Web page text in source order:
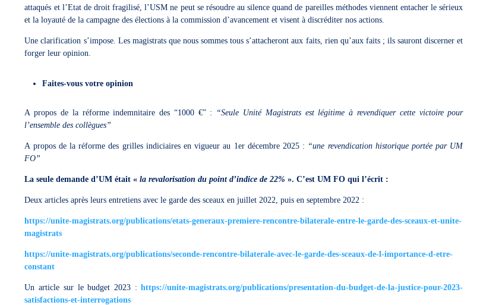
attaqués et l’Etat de droit fragilisé, l’USM ne peut se résoudre au silence quand de pareilles méthodes viennent entacher le sérieux
et la loyauté de la campagne des élections à la commission d’avancement et visent à discréditer nos actions.
Une clarification s’impose. Les magistrats que nous sommes tous s’attacheront aux faits, rien qu’aux faits ; ils sauront discerner et
forger leur opinion.
Faites-vous votre opinion
A propos de la réforme indemnitaire des “1000 €” :
“Seule Unité Magistrats est légitime à revendiquer cette victoire pour
l’ensemble des collègues”
A propos de la réforme des grilles indiciaires en vigueur au 1er décembre 2025 : “une revendication historique portée par UM
FO”
La seule demande d’UM était «la revalorisation du point d’indice de 22%». C’est UM FO qui l’écrit :
Deux articles après leurs entretiens avec le garde des sceaux en juillet 2022, puis en septembre 2022 :
https://unite-magistrats.org/publications/etats-generaux-premiere-rencontre-bilaterale-entre-le-garde-des-sceaux-et-unite-
magistrats
https://unite-magistrats.org/publications/seconde-rencontre-bilaterale-avec-le-garde-des-sceaux-de-l-importance-d-etre-
constant
Un article sur le budget 2023 :https://unite-magistrats.org/publications/presentation-du-budget-de-la-justice-pour-2023-
satisfactions-et-interrogations